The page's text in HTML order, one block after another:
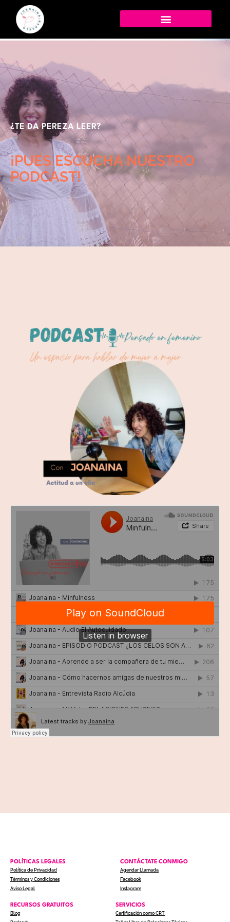
¿TE DA PEREZA LEER?
¡PUES ESCUCHA NUESTRO
PODCAST!
POLÍTICAS LEGALES
Política de Privacidad
Términos y Condiciones
Aviso Legal
CONTÁCTATE CONMIGO
Agendar Llamada
Facebook
Instagram
RECURSOS GRATUITOS
Blog
SERVICIOS
Certificación como CRT